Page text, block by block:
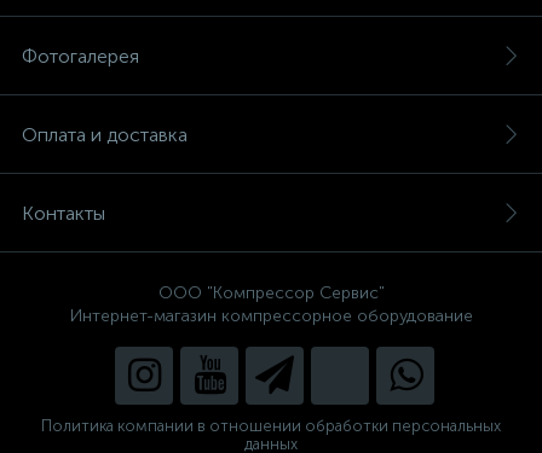
Фотогалерея
Оплата и доставка
Контакты
ООО "Компрессор Сервис"
Интернет-магазин компрессорное оборудование
Политика компании в отношении обработки персональных
данных